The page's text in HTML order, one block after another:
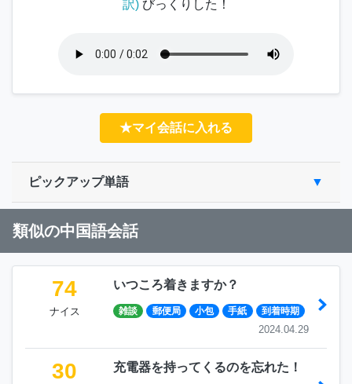
訳)びっくりした！
★マイ会話に入れる
ピックアップ単語
類似の中国語会話
74
ナイス
いつころ着きますか？
雑談 郵便局 小包 手紙 到着時期
2024.04.29
30 充電器を持ってくるのを忘れた！